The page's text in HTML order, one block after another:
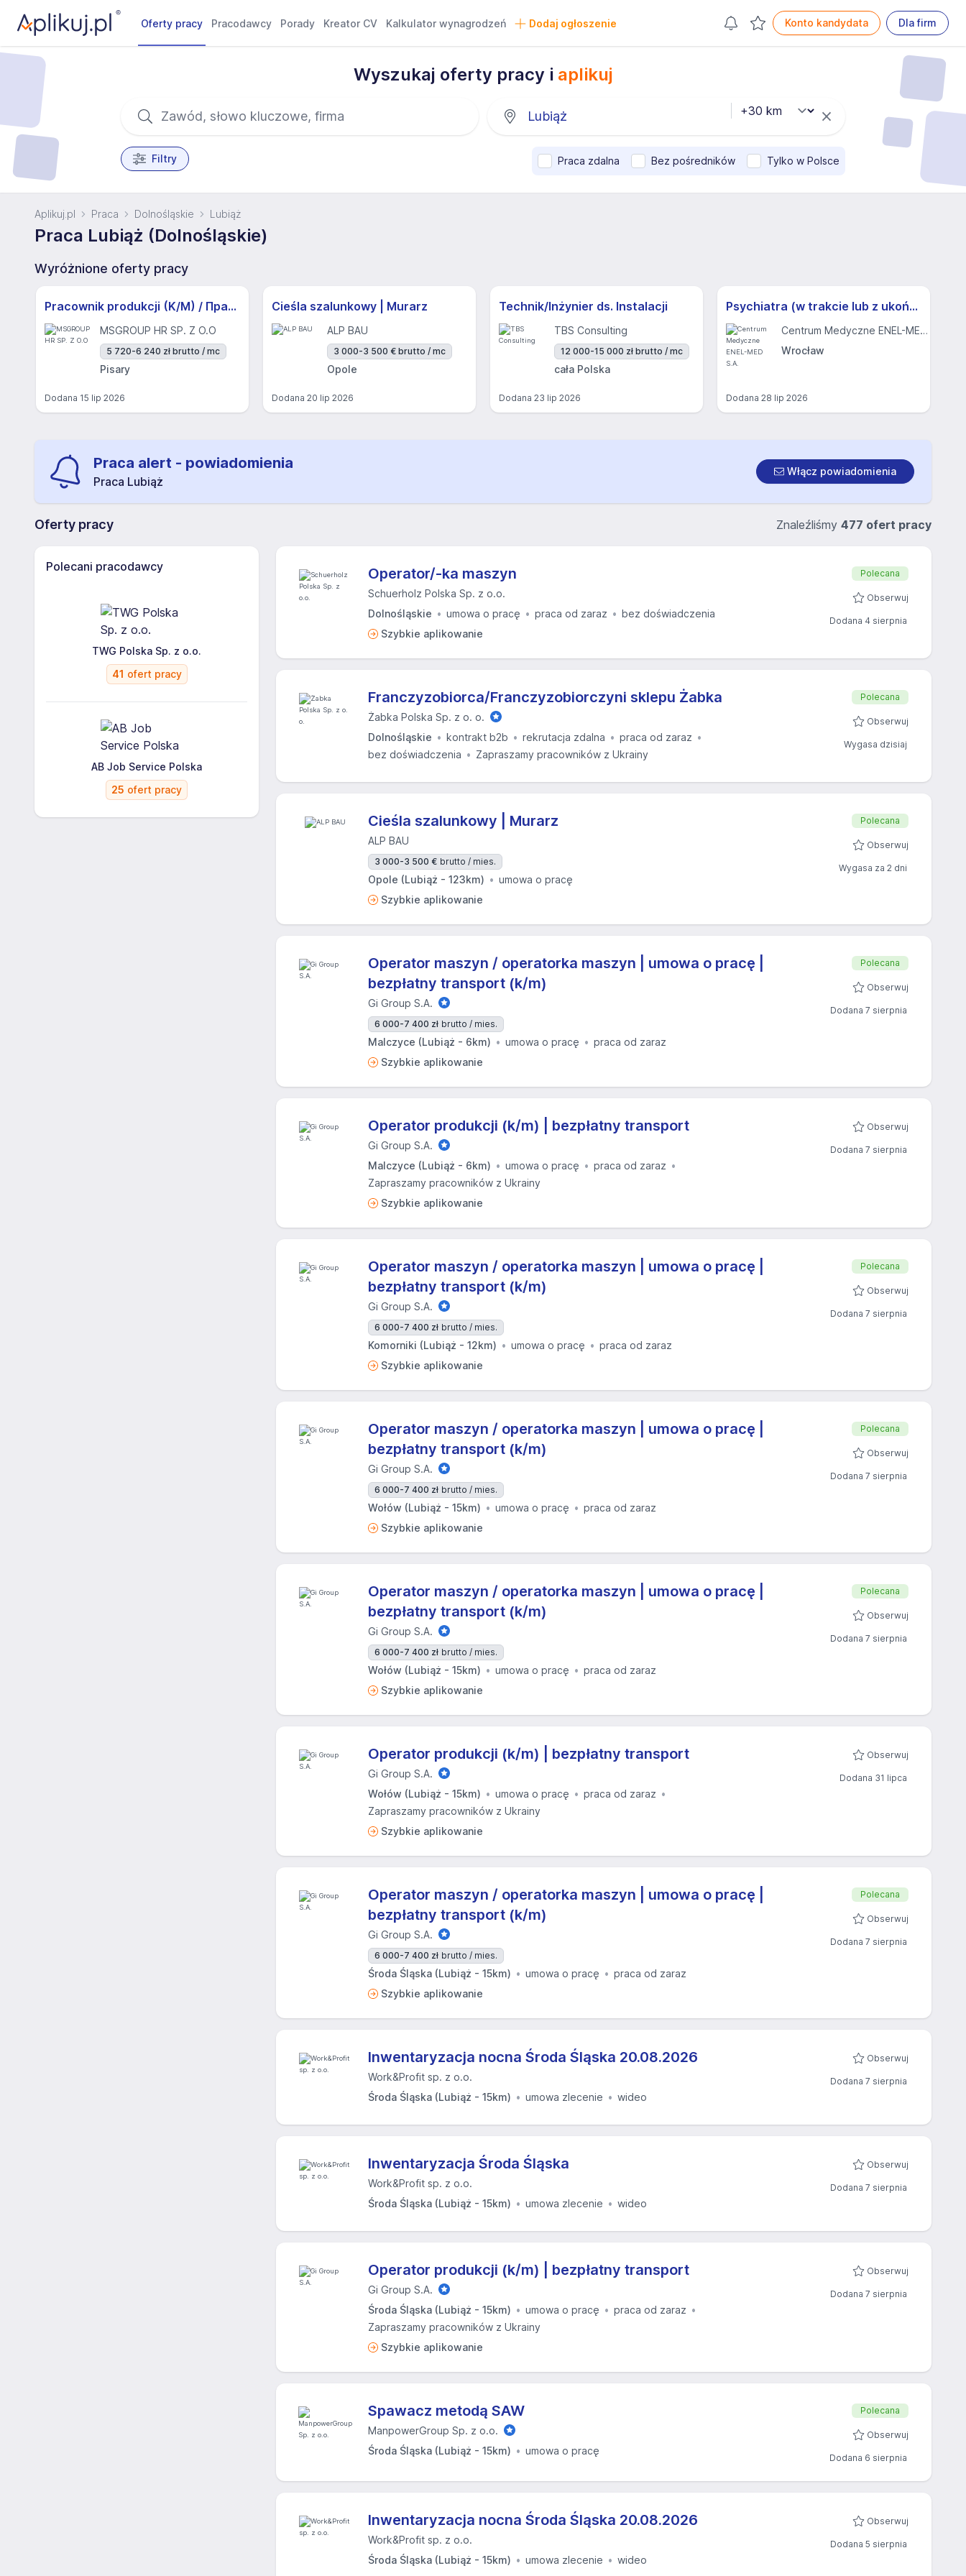
Oferty pracy Pracodawcy Porady Kreator CV Kalkulator wynagrodzeń Dodaj ogłoszenie Konto kandydata Dla firm
Wyszukaj oferty pracy i aplikuj
Filtry Praca zdalna Bez pośredników Tylko w Polsce
Aplikuj.pl Praca Dolnośląskie Lubiąż
Praca Lubiąż (Dolnośląskie)
Wyróżnione oferty pracy
Pracownik produkcji (K/M) / Працівники продукції Huber-Suhner (K/M)
MSGROUP HR SP. Z O.O
5 720-6 240 zł brutto / mc
Pisary
Dodana 15 lip 2026
Cieśla szalunkowy | Murarz
ALP BAU
3 000-3 500 € brutto / mc
Opole
Dodana 20 lip 2026
Technik/Inżynier ds. Instalacji
TBS Consulting
12 000-15 000 zł brutto / mc
cała Polska
Dodana 23 lip 2026
Psychiatra (w trakcie lub z ukończoną specjalizacją) (k/m)
Centrum Medyczne ENEL-MED S.A.
Wrocław
Dodana 28 lip 2026
Praca alert - powiadomienia
Praca Lubiąż
Włącz powiadomienia
Oferty pracy Znaleźliśmy 477 ofert pracy
Polecani pracodawcy
TWG Polska Sp. z o.o.
41 ofert pracy
AB Job Service Polska
25 ofert pracy
Operator/-ka maszyn
Schuerholz Polska Sp. z o.o.
Dolnośląskie
umowa o pracę praca od zaraz
bez doświadczenia
Szybkie aplikowanie
Polecana
Obserwuj
Dodana 4 sierpnia
Franczyzobiorca/Franczyzobiorczyni sklepu Żabka
Żabka Polska Sp. z o. o.
Dolnośląskie
kontrakt b2b rekrutacja zdalna
praca od zaraz
bez doświadczenia
Zapraszamy pracowników z Ukrainy
Polecana
Obserwuj
Wygasa dzisiaj
Cieśla szalunkowy | Murarz
ALP BAU
3 000-3 500 € brutto / mies.
Opole (Lubiąż - 123km)
umowa o pracę
Szybkie aplikowanie
Polecana
Obserwuj
Wygasa za 2 dni
Operator maszyn / operatorka maszyn | umowa o pracę |
bezpłatny transport (k/m)
Gi Group S.A.
6 000-7 400 zł brutto / mies.
Malczyce (Lubiąż - 6km) umowa o pracę
praca od zaraz
Szybkie aplikowanie
Polecana
Obserwuj
Dodana 7 sierpnia
Operator produkcji (k/m) | bezpłatny transport
Gi Group S.A.
Malczyce (Lubiąż - 6km)
umowa o pracę
praca od zaraz
Zapraszamy pracowników z Ukrainy
Szybkie aplikowanie
Obserwuj
Dodana 7 sierpnia
Operator maszyn / operatorka maszyn | umowa o pracę |
bezpłatny transport (k/m)
Gi Group S.A.
6 000-7 400 zł brutto / mies.
Komorniki (Lubiąż - 12km) umowa o pracę
praca od zaraz
Szybkie aplikowanie
Polecana
Obserwuj
Dodana 7 sierpnia
Operator maszyn / operatorka maszyn | umowa o pracę |
bezpłatny transport (k/m)
Gi Group S.A.
6 000-7 400 zł brutto / mies.
Wołów (Lubiąż - 15km) umowa o pracę
praca od zaraz
Szybkie aplikowanie
Polecana
Obserwuj
Dodana 7 sierpnia
Operator maszyn / operatorka maszyn | umowa o pracę |
bezpłatny transport (k/m)
Gi Group S.A.
6 000-7 400 zł brutto / mies.
Wołów (Lubiąż - 15km) umowa o pracę
praca od zaraz
Szybkie aplikowanie
Polecana
Obserwuj
Dodana 7 sierpnia
Operator produkcji (k/m) | bezpłatny transport
Gi Group S.A.
Wołów (Lubiąż - 15km)
umowa o pracę
praca od zaraz
Zapraszamy pracowników z Ukrainy
Szybkie aplikowanie
Obserwuj
Dodana 31 lipca
Operator maszyn / operatorka maszyn | umowa o pracę |
bezpłatny transport (k/m)
Gi Group S.A.
6 000-7 400 zł brutto / mies.
Środa Śląska (Lubiąż - 15km) umowa o pracę
praca od zaraz
Szybkie aplikowanie
Polecana
Obserwuj
Dodana 7 sierpnia
Inwentaryzacja nocna Środa Śląska 20.08.2026​
Work&Profit sp. z o.o.
Środa Śląska (Lubiąż - 15km)
umowa zlecenie wideo
Obserwuj
Dodana 7 sierpnia
Inwentaryzacja Środa Śląska
Work&Profit sp. z o.o.
Środa Śląska (Lubiąż - 15km)
umowa zlecenie wideo
Obserwuj
Dodana 7 sierpnia
Operator produkcji (k/m) | bezpłatny transport
Gi Group S.A.
Środa Śląska (Lubiąż - 15km)
umowa o pracę
praca od zaraz
Zapraszamy pracowników z Ukrainy
Szybkie aplikowanie
Obserwuj
Dodana 7 sierpnia
Spawacz metodą SAW
ManpowerGroup Sp. z o.o.
Środa Śląska (Lubiąż - 15km)
umowa o pracę
Polecana
Obserwuj
Dodana 6 sierpnia
Inwentaryzacja nocna Środa Śląska 20.08.2026​
Work&Profit sp. z o.o.
Środa Śląska (Lubiąż - 15km)
umowa zlecenie wideo
Obserwuj
Dodana 5 sierpnia